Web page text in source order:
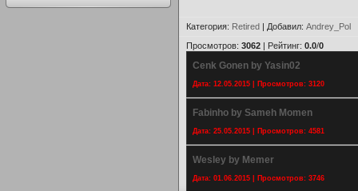
Категория: Retired | Добавил: Andrey_Pol
Просмотров: 3062 | Рейтинг: 0.0/0
Cenk Gonen by Yasin02
Дата: 12.05.2015 | Просмотров: 3120
Fabinho by Sameh Momen
Дата: 25.05.2015 | Просмотров: 4581
Wesley by Memer
Дата: 01.06.2015 | Просмотров: 3746